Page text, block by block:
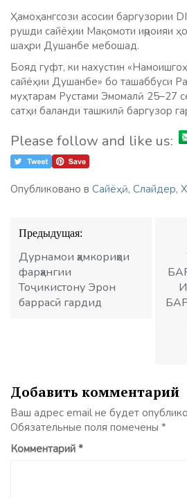
Ҳамоҳангсози асосии баргузории
рушди сайёҳии Мақомоти иҷроияи
шаҳри Душанбе мебошад.
Бояд гуфт, ки нахустин
сайёҳии Душанбе» бо ташаббуси
муҳтарам Рустами Эмомалӣ 25–27
сатҳи баланди ташкилӣ баргузор
Please follow and like us:
Опубликовано в Сайёҳӣ, Слайдер,
Навигация
по
записям
Предыдущая:
Дурнамои ҳамкориҳои
фарҳангии
Тоҷикистону Эрон
баррасӣ гардид
Добавить комментарий
Ваш адрес email не будет
Обязательные поля помечены *
Комментарий *